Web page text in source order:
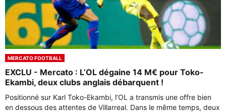
MERCATO FOOTBALL
EXCLU - Mercato : L’OL dégaine 14 M€ pour Toko-
Ekambi, deux clubs anglais débarquent !
Positionné sur Karl Toko-Ekambi, l’OL a transmis une offre bien
en dessous des attentes de Villarreal. Dans le même temps, deux